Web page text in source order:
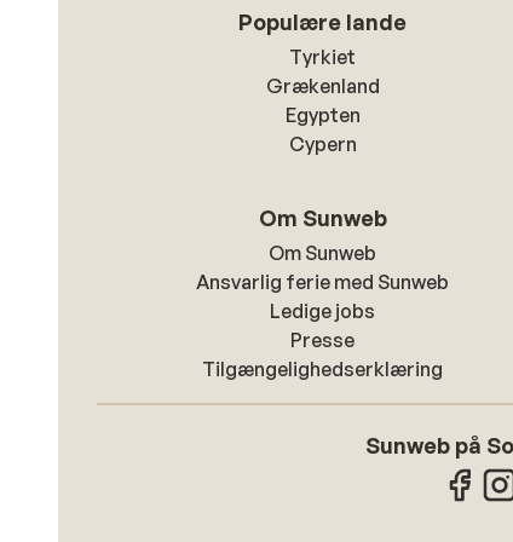
Populære lande
Tyrkiet
Grækenland
Egypten
Cypern
Om Sunweb
Om Sunweb
Ansvarlig ferie med Sunweb
Ledige jobs
Presse
Tilgængelighedserklæring
Sunweb på